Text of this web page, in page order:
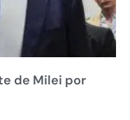
de Milei por